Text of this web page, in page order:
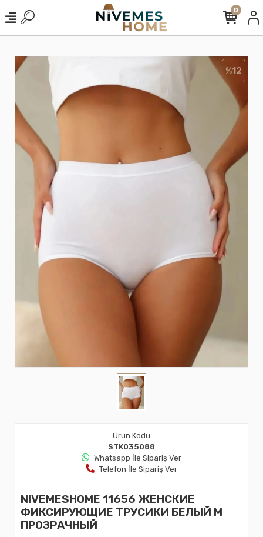
0
%12
Ürün Kodu
STK035088
Whatsapp İle Sipariş Ver
Telefon İle Sipariş Ver
NIVEMESHOME 11656 ЖЕНСКИЕ
ФИКСИРУЮЩИЕ ТРУСИКИ БЕЛЫЙ M
ПРОЗРАЧНЫЙ